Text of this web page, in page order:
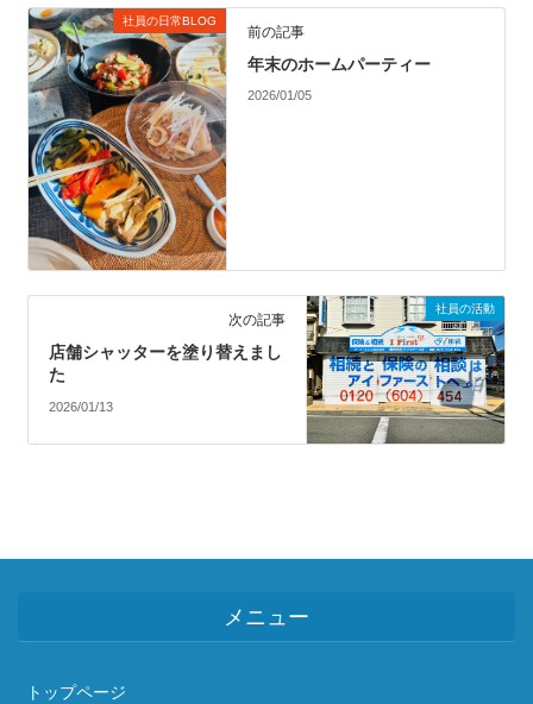
社員の日常BLOG
前の記事
年末のホームパーティー
2026/01/05
社員の活動
次の記事
店舗シャッターを塗り替えまし
た
2026/01/13
メニュー
トップページ